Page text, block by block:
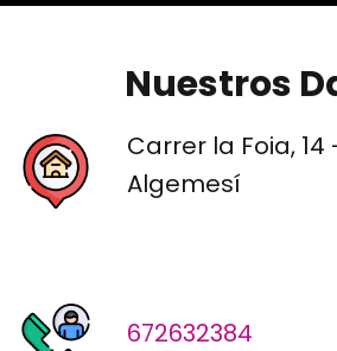
Nuestros
Carrer la Foia, 14
Algemesí
672632384